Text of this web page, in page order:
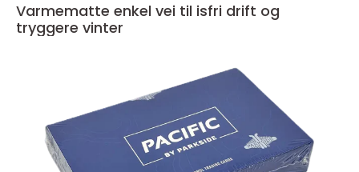
Varmematte enkel vei til isfri drift og
tryggere vinter